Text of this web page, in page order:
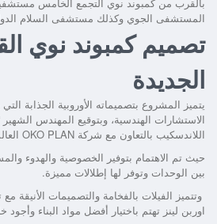
المستشفى الجوي وكذلك مستشفى السلام
تصميم كمبوند نوي
الجديدة
يتميز المشروع بتصميماته الأوروبية الجذابة
الاستشارات الهندسية، وبتوقيع المهندس
اللاندسكيب بالتعاون مع شركة OKO PLAN العالمية.
حيث تم الاهتمام بتوفير الخصوصية والهدوء
بين الوحدات وتوفر لها إطلالات مميزة.
وتتميز الفيلات بالفخامة والتصميمات الأنيقة
اوربن لينز تهتم باختيار أفضل مواد البناء